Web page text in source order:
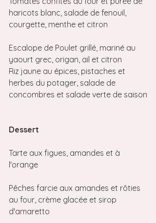
haricots blanc, salade de fenouil,
courgette, menthe et citron
Escalope de Poulet grillé, mariné au
yaourt grec, origan, ail et citron
Riz jaune au épices, pistaches et
herbes du potager, salade de
concombres et salade verte de saison
Dessert
Tarte aux figues, amandes et à
l'orange
Pêches farcie aux amandes et rôties
au four, crème glacée et sirop
d'amaretto